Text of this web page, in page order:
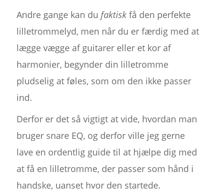
Andre gange kan du faktiskfå den perfekte
lilletrommelyd, men når du er færdig med at
lægge vægge af guitarer eller et kor af
harmonier, begynder din lilletromme
pludselig at føles, som om den ikke passer
ind.
Derfor er det så vigtigt at vide, hvordan man
bruger snare EQ, og derfor ville jeg gerne
lave en ordentlig guide til at hjælpe dig med
at få en lilletromme, der passer som hånd i
handske, uanset hvor den startede.